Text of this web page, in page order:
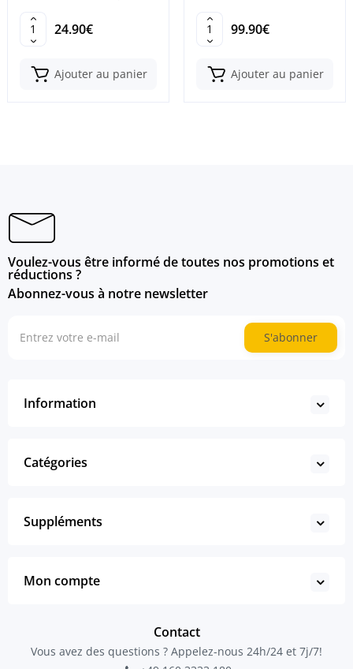
24.90€
Ajouter au panier
99.90€
Ajouter au panier
Voulez-vous être informé de toutes nos promotions et
réductions ?
Abonnez-vous à notre newsletter
S'abonner
Information
Catégories
Suppléments
Mon compte
Contact
Vous avez des questions ? Appelez-nous 24h/24 et 7j/7!